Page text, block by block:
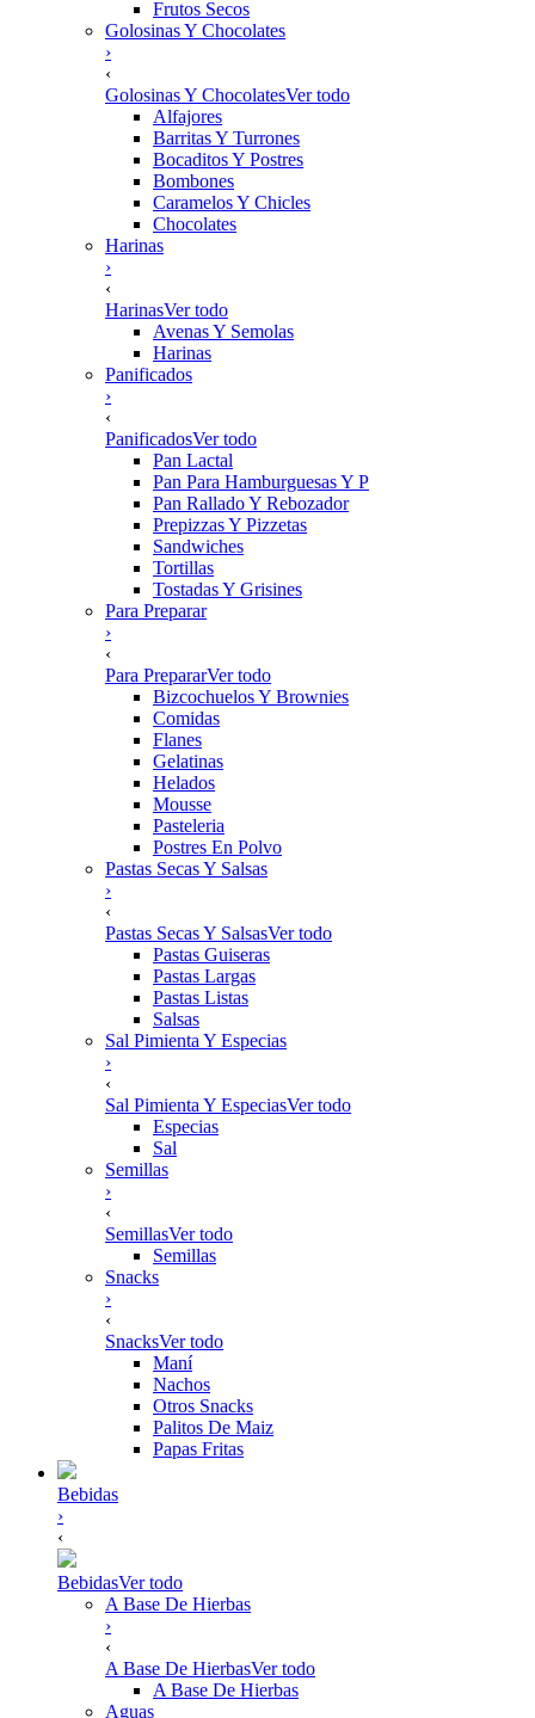
Frutos Secos
Golosinas Y Chocolates
›
‹
Golosinas Y ChocolatesVer todo
Alfajores
Barritas Y Turrones
Bocaditos Y Postres
Bombones
Caramelos Y Chicles
Chocolates
Harinas
›
‹
HarinasVer todo
Avenas Y Semolas
Harinas
Panificados
›
‹
PanificadosVer todo
Pan Lactal
Pan Para Hamburguesas Y P
Pan Rallado Y Rebozador
Prepizzas Y Pizzetas
Sandwiches
Tortillas
Tostadas Y Grisines
Para Preparar
›
‹
Para PrepararVer todo
Bizcochuelos Y Brownies
Comidas
Flanes
Gelatinas
Helados
Mousse
Pasteleria
Postres En Polvo
Pastas Secas Y Salsas
›
‹
Pastas Secas Y SalsasVer todo
Pastas Guiseras
Pastas Largas
Pastas Listas
Salsas
Sal Pimienta Y Especias
›
‹
Sal Pimienta Y EspeciasVer todo
Especias
Sal
Semillas
›
‹
SemillasVer todo
Semillas
Snacks
›
‹
SnacksVer todo
Maní
Nachos
Otros Snacks
Palitos De Maiz
Papas Fritas
Bebidas
›
‹
BebidasVer todo
A Base De Hierbas
›
‹
A Base De HierbasVer todo
A Base De Hierbas
Aguas